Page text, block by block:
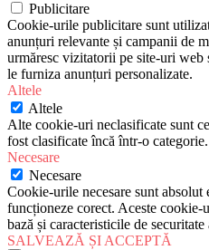
Publicitare
Cookie-urile publicitare sunt
anunțuri relevante și campanii de
urmăresc vizitatorii pe site-uri web
le furniza anunțuri personalizate.
Altele
Altele
Alte cookie-uri neclasificate sunt
fost clasificate încă într-o categorie.
Necesare
Necesare
Cookie-urile necesare sunt absolut
funcționeze corect. Aceste
bază și caracteristicile de
SALVEAZĂ ȘI ACCEPTĂ